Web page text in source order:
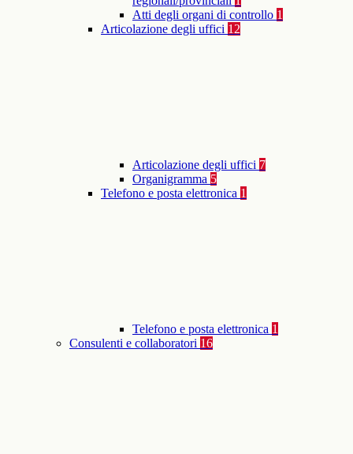
Atti degli organi di controllo 1
Articolazione degli uffici 12
Articolazione degli uffici 7
Organigramma 5
Telefono e posta elettronica 1
Telefono e posta elettronica 1
Consulenti e collaboratori 16